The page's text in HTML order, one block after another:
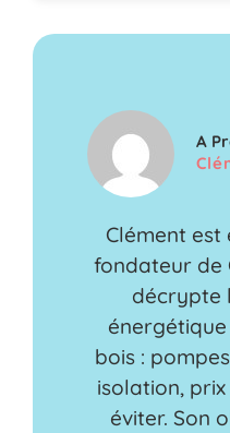
A
Clément
fondateur de
décrypte
bois :
isolation,
éviter. Son